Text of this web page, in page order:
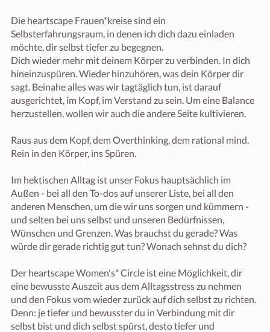
Die heartscape Frauen*kreise sind ein
Selbsterfahrungsraum, in denen ich dich dazu einladen
möchte, dir selbst tiefer zu begegnen.
Dich wieder mehr mit deinem Körper zu verbinden. In dich
hineinzuspüren. Wieder hinzuhören, was dein Körper dir
sagt. Beinahe alles was wir tagtäglich tun, ist darauf
ausgerichtet, im Kopf, im Verstand zu sein. Um eine Balance
herzustellen, wollen wir auch die andere Seite kultivieren.
​Raus aus dem Kopf, dem Overthinking, dem rational mind.
Rein in den Körper, ins Spüren.
Im hektischen Alltag ist unser Fokus hauptsächlich im
Außen - bei all den To-dos auf unserer Liste, bei all den
anderen Menschen, um die wir uns sorgen und kümmern -
und selten bei uns selbst und unseren Bedürfnissen,
Wünschen und Grenzen. Was brauchst du gerade? Was
würde dir gerade richtig gut tun? Wonach sehnst du dich?
Der heartscape Women's* Circle ist eine Möglichkeit, dir
eine bewusste Auszeit aus dem Alltagsstress zu nehmen
und den Fokus vom wieder zurück auf dich selbst zu richten.
Denn: je tiefer und bewusster du in Verbindung mit dir
selbst bist und dich selbst spürst, desto tiefer und